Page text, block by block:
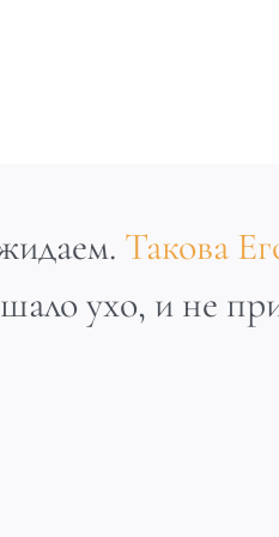
ухо, и не